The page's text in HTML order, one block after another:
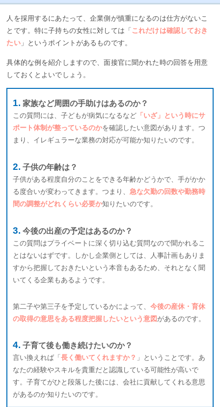
人を採用するにあたって、企業側が慎重になるのは仕方がないこ
とです。特に子持ちの女性に対しては「 これだけは確認しておき
たい」というポイントがあるものです。
具体的な例を紹介しますので、面接官に聞かれた時の回答を用意
しておくとよいでしょう。
家族など周囲の手助けはあるのか？
この質問には、子どもが病気になるなど「いざ」という時にサ
ポート体制が整っているのかを確認したい意図があります。つ
まり、イレギュラーな業務の対応が可能か知りたいのです。
子供の年齢は？
子供がある程度自分のことをできる年齢かどうかで、手がかか
る度合いが変わってきます。つまり、 急な欠勤の回数や勤務時
間の調整がどれくらい必要か知りたいのです。
今後の出産の予定はあるのか？
この質問はプライベートに深く切り込む質問なので聞かれるこ
とはないはずです。しかし企業側としては、人事計画もありま
すから把握しておきたいという本音もあるため、それとなく聞
いてくる企業もあるようです。
第二子や第三子を予定しているかによって、 今後の産休・育休
の取得の意思をある程度把握したいという意図があるのです。
子育て後も働き続けたいのか？
言い換えれば「 長く働いてくれますか？ 」ということです。あ
なたの経験やスキルを貴重だと認識している可能性が高いで
す。子育てがひと段落した後には、会社に貢献してくれる意思
があるのか知りたいのです。